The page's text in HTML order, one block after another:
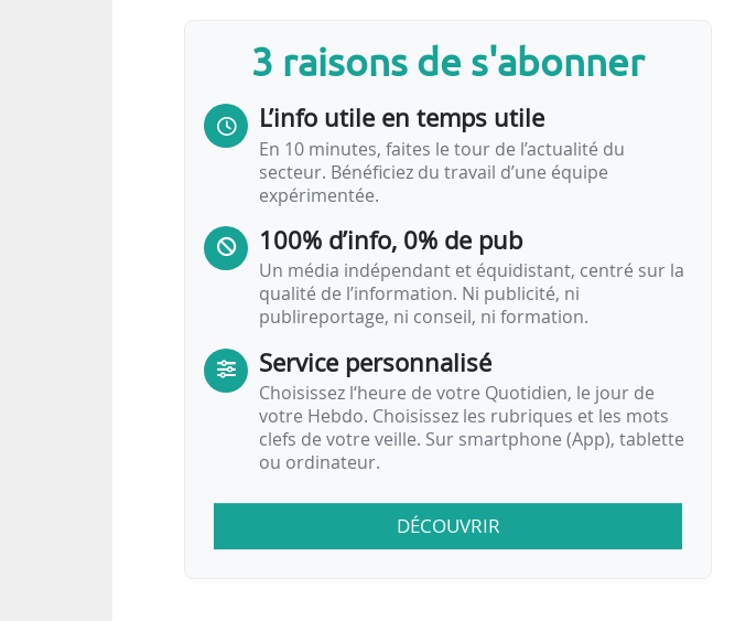
3 raisons de s'abonner
L’info utile en temps utile
En 10 minutes, faites le tour de l’actualité du
secteur. Bénéficiez du travail d’une équipe
expérimentée.
100% d’info, 0% de pub
Un média indépendant et équidistant, centré sur la
qualité de l’information. Ni publicité, ni
publireportage, ni conseil, ni formation.
Service personnalisé
Choisissez l‘heure de votre Quotidien, le jour de
votre Hebdo. Choisissez les rubriques et les mots
clefs de votre veille. Sur smartphone (App), tablette
ou ordinateur.
DÉCOUVRIR